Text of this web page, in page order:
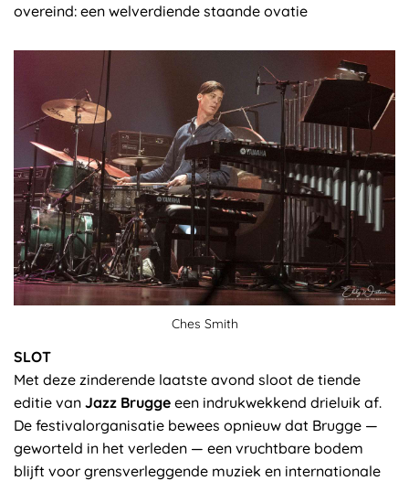
overeind: een welverdiende staande ovatie
Ches Smith
SLOT
Met deze zinderende laatste avond sloot de tiende
editie van Jazz Brugge een indrukwekkend drieluik af.
De festivalorganisatie bewees opnieuw dat Brugge —
geworteld in het verleden — een vruchtbare bodem
blijft voor grensverleggende muziek en internationale